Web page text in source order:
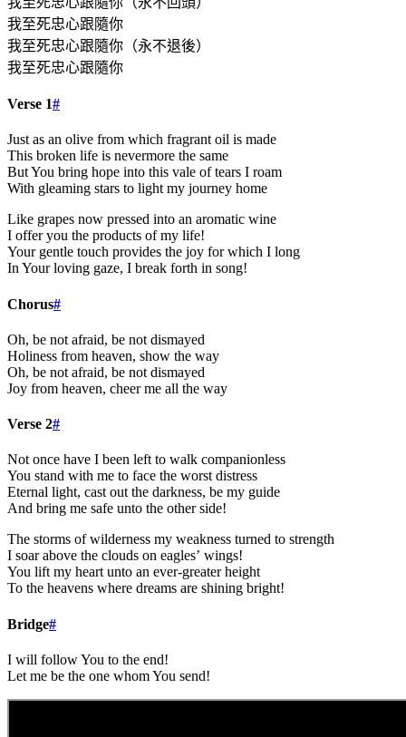
我至死忠心跟隨你
我至死忠心跟隨你（永不退後）
我至死忠心跟隨你
Verse 1#
Just as an olive from which fragrant oil is made
This broken life is nevermore the same
But You bring hope into this vale of tears I roam
With gleaming stars to light my journey home
Like grapes now pressed into an aromatic wine
I offer you the products of my life!
Your gentle touch provides the joy for which I long
In Your loving gaze, I break forth in song!
Chorus#
Oh, be not afraid, be not dismayed
Holiness from heaven, show the way
Oh, be not afraid, be not dismayed
Joy from heaven, cheer me all the way
Verse 2#
Not once have I been left to walk companionless
You stand with me to face the worst distress
Eternal light, cast out the darkness, be my guide
And bring me safe unto the other side!
The storms of wilderness my weakness turned to strength
I soar above the clouds on eagles’ wings!
You lift my heart unto an ever-greater height
To the heavens where dreams are shining bright!
Bridge#
I will follow You to the end!
Let me be the one whom You send!